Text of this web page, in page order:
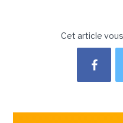
Cet article